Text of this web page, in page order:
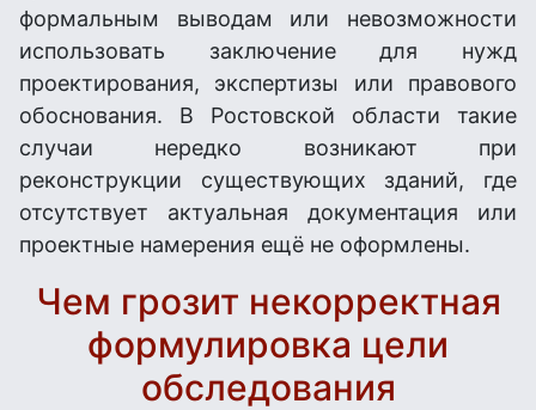
формальным выводам или невозможности
использовать заключение для нужд
проектирования, экспертизы или правового
обоснования. В Ростовской области такие
случаи нередко возникают при
реконструкции существующих зданий, где
отсутствует актуальная документация или
проектные намерения ещё не оформлены.
Чем грозит некорректная
формулировка цели
обследования